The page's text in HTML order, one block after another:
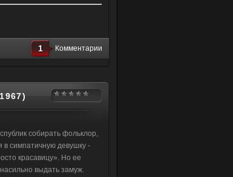
1 Комментарии
собирать фольклор,
симпатичную девушку -
красавицу». Но ее
выдать замуж.